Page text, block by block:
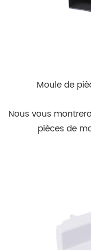
Moule de
Nous vous
pièces de